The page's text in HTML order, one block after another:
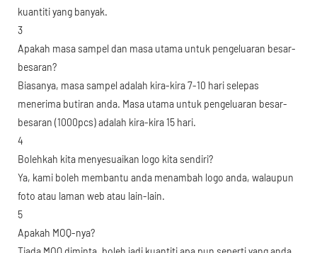
kuantiti yang banyak.
3
Apakah masa sampel dan masa utama untuk pengeluaran besar-
besaran?
Biasanya, masa sampel adalah kira-kira 7-10 hari selepas
menerima butiran anda. Masa utama untuk pengeluaran besar-
besaran (1000pcs) adalah kira-kira 15 hari.
4
Bolehkah kita menyesuaikan logo kita sendiri?
Ya, kami boleh membantu anda menambah logo anda, walaupun
foto atau laman web atau lain-lain.
5
Apakah MOQ-nya?